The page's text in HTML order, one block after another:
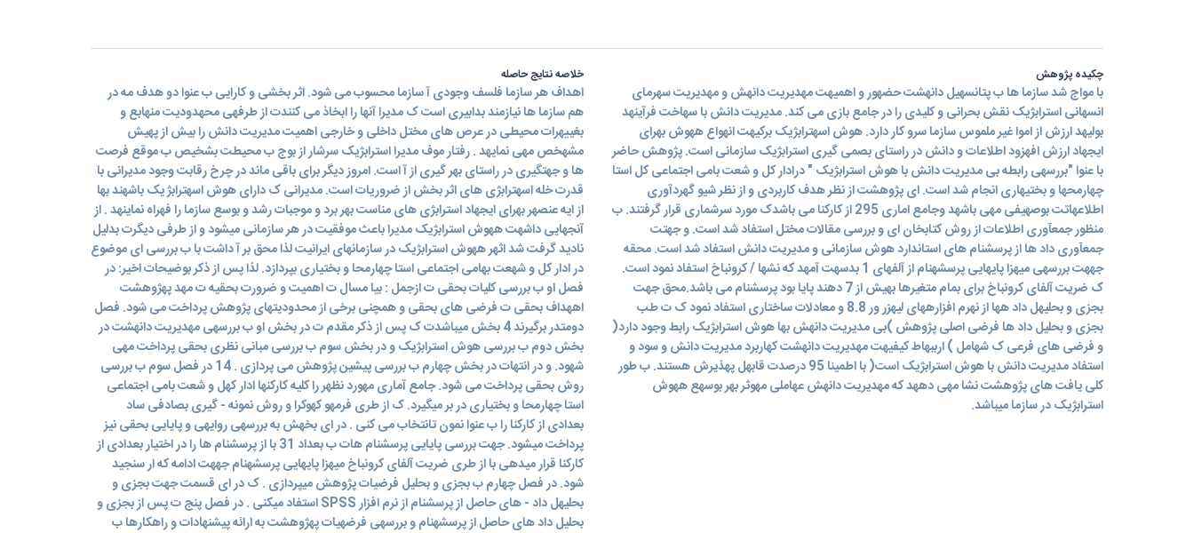
چکیده پژوهش
با مواج شد سازما ها ب پتانسهیل دانهشت حضهور و اهمیهت مهدیریت دانهش و مهدیریت سهرمای
انسهانی استرابژیک نقش بحرانی و کلیدی را در جامع بازی می کند. مدیریت دانش با سهاخت فرآینهد
بولیهد ارزش از اموا غیر ملموس سازما سرو کار دارد. هوش اسهترابژیک برکیهت انهواع ههوش بهرای
ایجهاد ارزش افهزود اطلاعات و دانش در راستای بصمی گیری استرابژیک سازمانی است. پژوهش حاضر
با عنوا "بررسهی رابطه بی مدیریت دانش با هوش استرابژیک " درادار کل و شعت بامی اجتماعی کل استا
چهارمحها و بختیهاری انجام شد است. ای پژوهشت از نظر هدف کاربردی و از نظر شیو گهردآوری
اطلاعهاتت بوصهیفی مهی باشهد وجامع اماری 295 از کارکنا می باشدک مورد سرشماری قرار گرفتند. ب
منظور جمعآوری اطلاعات از روش کتابخان ای و بررسی مقالات مختل استفاد شد است. و جهتت
جمعآوری داد ها از پرسشنام های استاندارد هوش سازمانی و مدیریت دانش استفاد شد است. محقه
جههت بررسهی میهزا پایهایی پرسشهنام از آلفهای 1 بدسهت آمهد که نشها / کرونباخ استفاد نمود است.
ک ضریت آلفای کرونباخ برای بمام متغیرها بهیش از 7 دهند پایا بود پرسشنام می باشد.محق جهت
بجزی و بحلیهل داد هها از نهرم افزارههای لیهزر ور 8.8 و معادلات ساختاری استفاد نمود ک ت طب
بجزی و بحلیل داد ها فرضی اصلی پژوهش )بی مدیریت دانهش بها هوش استرابژیک رابط وجود دارد(
و فرضی های فرعی ک شهامل ) ارببهاط کیفیهت مهدیریت دانهشت کهاربرد مدیریت دانش و سود و
استفاد مدیریت دانش با هوش استرابژیک است( با اطمینا 95 درصدت قابهل پهذیرش هستند. ب طور
کلی یافت های پژوهشت نشا مهی دههد که مهدیریت دانهش عهاملی مهوثر بهر بوسهع ههوش
استرابژیک در سازما میباشد.
خلاصه نتایج حاصله
اهداف هر سازما فلسف وجودی آ سازما محسوب می شود. اثر بخشی و کارایی ب عنوا دو هدف مه در
هم سازما ها نیازمند بدابیری است ک مدیرا آنها را ابخاذ می کنندت از طرفهی محهدودیت منهابع و
بغییهرات محیطی در عرص های مختل داخلی و خارجی اهمیت مدیریت دانش را بیش از پهیش
مشهخص مهی نمایهد . رفتار موف مدیرا استرابژیک سرشار از بوج ب محیطت بشخیص ب موقع فرصت
ها و جهتگیری در راستای بهر گیری از آ است. امروز دیگر برای باقی ماند در چرخ رقابت وجود مدیرانی با
قدرت خله اسهترابژی های اثر بخش از ضروریات است. مدیرانی ک دارای هوش اسهترابژ یک باشهند بها
از ایه عنصهر بهرای ایجهاد استرابژی های مناست بهر برد و موجبات رشد و بوسع سازما را فهراه نماینهد . از
آنجهایی داشهت ههوش استرابژیک مدیرا باعث موفقیت در هر سازمانی میشود و از طرفی دیگرت بدلیل
نادید گرفت شد اثهر ههوش استرابژیک در سازمانهای ایرانیت لذا محق بر آ داشت با ب بررسی ای موضوع
در ادار کل و شهعت بهامی اجتماعی استا چهارمحا و بختیاری بپردازد. لذا پس از ذکر بوضیحات اخیر: در
فصل او ب بررسی کلیات بحقی ت ازجمل : بیا مسال ت اهمیت و ضرورت بحقیه ت مهد پهژوهشت
اههداف بحقی ت فرضی های بحقی و همچنی برخی از محدودیتهای پژوهش پرداخت می شود. فصل
دومتدر برگیرند 4 بخش میباشدت ک پس از ذکر مقدم ت در بخش او ب بررسهی مهدیریت دانهشت در
بخش دوم ب بررسی هوش استرابژیک و در بخش سوم ب بررسی مبانی نظری بحقی پرداخت مهی
شهود. و در انتهات در بخش چهارم ب بررسی پیشین پژوهش می پردازی . 14 در فصل سوم ب بررسی
روش بحقی پرداخت می شود. جامع آماری مهورد نظهر را کلیه کارکنها ادار کهل و شعت بامی اجتماعی
استا چهارمحا و بختیاری در بر میگیرد. ک از طری فرمهو کهوکرا و روش نمونه - گیری بصادفی ساد
بعدادی از کارکنا را ب عنوا نمون تانتخاب می کنی . در ای بخهش به بررسهی روایهی و پایایی بحقی نیز
پرداخت میشود. جهت بررسی پایایی پرسشنام هات ب بعداد 31 با از پرسشنام ها را در اختیار بعدادی از
کارکنا قرار میدهی با از طری ضریت آلفای کرونباخ میهزا پایهایی پرسشهنام جههت ادامه که ار سنجید
شود. در فصل چهارم ب بجزی و بحلیل فرضیات پژوهش میپردازی . ک در ای قسمت جهت بجزی و
بحلیهل داد - های حاصل از پرسشنام از نرم افزار SPSS استفاد میکنی . در فصل پنج ت پس از بجزی و
بحلیل داد های حاصل از پرسشهنام و بررسهی فرضهیات پهژوهشت به ارائه پیشنهادات و راهکارها ب